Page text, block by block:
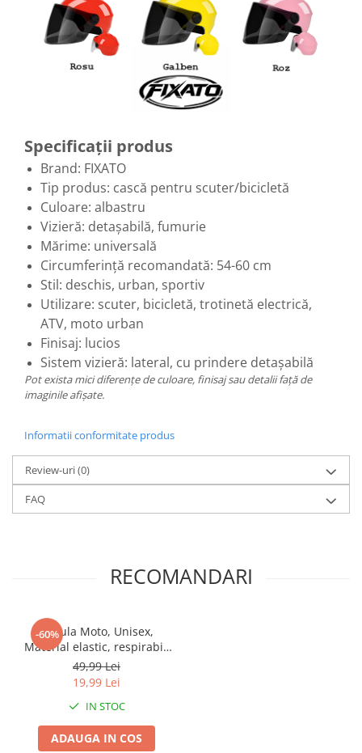
Specificații produs
Brand: FIXATO
Tip produs: cască pentru scuter/bicicletă
Culoare: albastru
Vizieră: detașabilă, fumurie
Mărime: universală
Circumferință recomandată: 54-60 cm
Stil: deschis, urban, sportiv
Utilizare: scuter, bicicletă, trotinetă electrică,
ATV, moto urban
Finisaj: lucios
Sistem vizieră: lateral, cu prindere detașabilă
Pot exista mici diferențe de culoare, finisaj sau detalii față de
imaginile afișate.
Informatii conformitate produs
Review-uri(0)
FAQ
RECOMANDARI
-60%
Cagula Moto, Unisex,
Material elastic, respirabil,
Marime universala
49,99 Lei
19,99 Lei
IN STOC
ADAUGA IN COS